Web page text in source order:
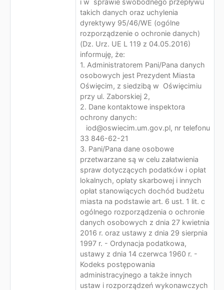
i w sprawie swobodnego przepływu
takich danych oraz uchylenia
dyrektywy 95/46/WE (ogólne
rozporządzenie o ochronie danych)
(Dz. Urz. UE L 119 z 04.05.2016)
informuję, że:
1. Administratorem Pani/Pana danych
osobowych jest Prezydent Miasta
Oświęcim, z siedzibą w Oświęcimiu
przy ul. Zaborskiej 2,
2. Dane kontaktowe inspektora
ochrony danych:
iod@oswiecim.um.gov.pl, nr telefonu
33 846-62-21
3. Pani/Pana dane osobowe
przetwarzane są w celu załatwienia
spraw dotyczących podatków i opłat
lokalnych, opłaty skarbowej i innych
opłat stanowiących dochód budżetu
miasta na podstawie art. 6 ust. 1 lit. c
ogólnego rozporządzenia o ochronie
danych osobowych z dnia 27 kwietnia
2016 r. oraz ustawy z dnia 29 sierpnia
1997 r. - Ordynacja podatkowa,
ustawy z dnia 14 czerwca 1960 r. -
Kodeks postępowania
administracyjnego a także innych
ustaw i rozporządzeń wykonawczych